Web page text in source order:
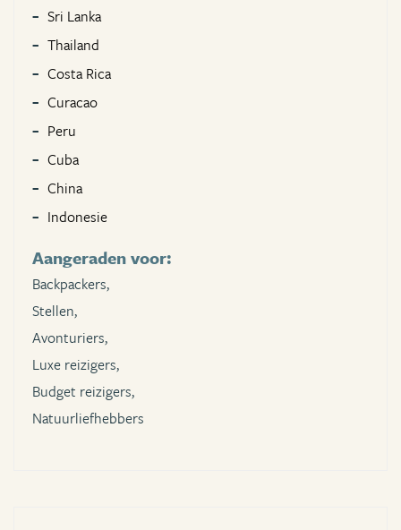
Sri Lanka
Thailand
Costa Rica
Curacao
Peru
Cuba
China
Indonesie
Aangeraden voor:
Backpackers,
Stellen,
Avonturiers,
Luxe reizigers,
Budget reizigers,
Natuurliefhebbers